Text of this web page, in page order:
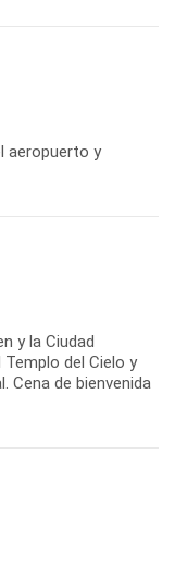
aeropuerto y
y la Ciudad
del Cielo y
Cena de bienvenida